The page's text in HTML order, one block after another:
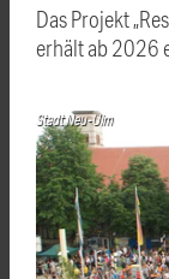
Das Projekt
erhält ab 2026
Stadt Neu-Ulm